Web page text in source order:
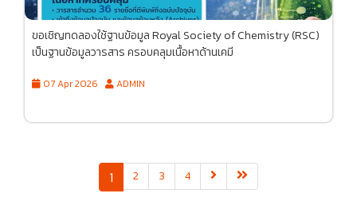
ขอเชิญทดลองใช้ฐานข้อมูล Royal Society of Chemistry (RSC)
เป็นฐานข้อมูลวารสาร ครอบคลุมเนื้อหาด้านเคมี
07 Apr 2026 ADMIN
1 (current)
2 3 4